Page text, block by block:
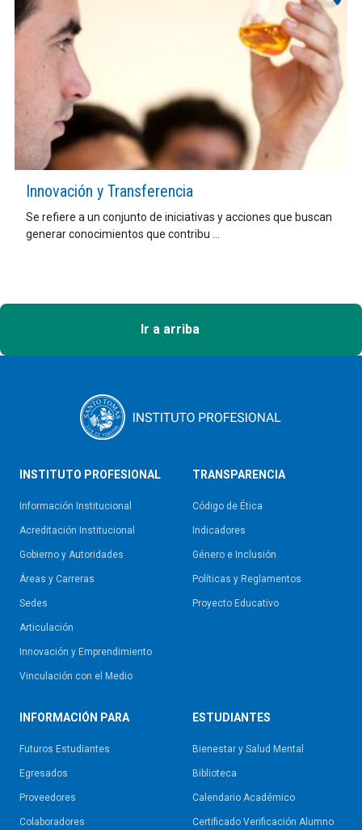
Innovación y Transferencia
Se refiere a un conjunto de iniciativas y acciones que buscan
generar conocimientos que contribu ...
Ir a arriba
INSTITUTO PROFESIONAL
Información Institucional
Acreditación Institucional
Gobierno y Autoridades​
Áreas y Carreras
Sedes
Articulación
Innovación y Emprendimiento
Vinculación con el Medio
TRANSPARENCIA
Código de Ética
Indicadores
Género e Inclusión
Políticas y Reglamentos​
Proyecto Educativo
INFORMACIÓN PARA
Futuros Estudiantes
Egresados
Proveedores
Colaboradores
ESTUDIANTES
Bienestar y Salud Mental
Biblioteca
Calendario Académico
Certificado Verificación Alumno